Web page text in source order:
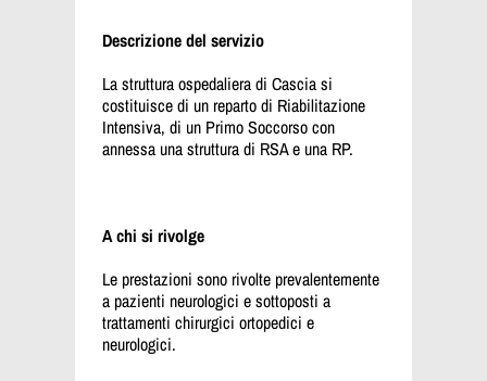
Descrizione del servizio
La struttura ospedaliera di Cascia si
costituisce di un reparto di Riabilitazione
Intensiva, di un Primo Soccorso con
annessa una struttura di RSA e una RP.
A chi si rivolge
Le prestazioni sono rivolte prevalentemente
a pazienti neurologici e sottoposti a
trattamenti chirurgici ortopedici e
neurologici.